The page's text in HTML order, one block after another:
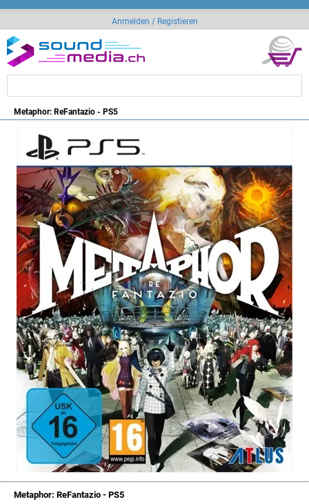
Anmelden / Registieren
Metaphor: ReFantazio - PS5
Metaphor: ReFantazio - PS5